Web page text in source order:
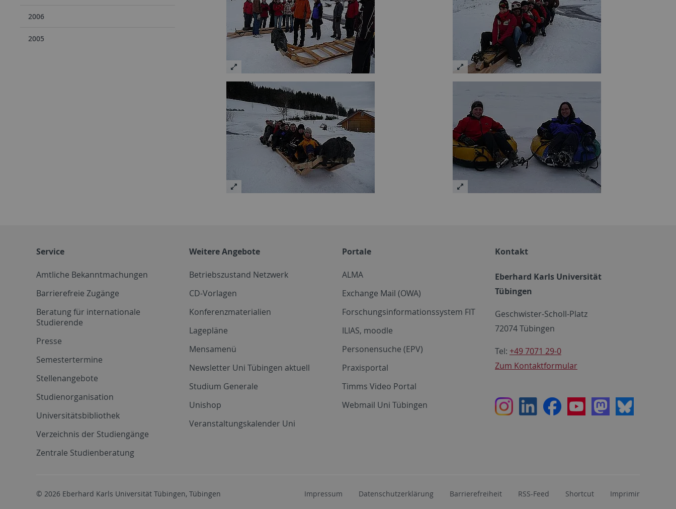
2006
2005
Service
Amtliche Bekanntmachungen
Barrierefreie Zugänge
Beratung für internationale
Studierende
Presse
Semestertermine
Stellenangebote
Studienorganisation
Universitätsbibliothek
Verzeichnis der Studiengänge
Zentrale Studienberatung
Weitere Angebote
Betriebszustand Netzwerk
CD-Vorlagen
Konferenzmaterialien
Lagepläne
Mensamenü
Newsletter Uni Tübingen aktuell
Studium Generale
Unishop
Veranstaltungskalender Uni
Portale
ALMA
Exchange Mail (OWA)
Forschungsinformationssystem FIT
ILIAS, moodle
Personensuche (EPV)
Praxisportal
Timms Video Portal
Webmail Uni Tübingen
Kontakt
Eberhard Karls Universität
Tübingen
Geschwister-Scholl-Platz
72074 Tübingen
Tel: +49 7071 29-0
Zum Kontaktformular
InstagramLinkedInFacebookYoutubeMastodon
Bluesky
© 2026 Eberhard Karls Universität Tübingen, Tübingen Impressum Datenschutzerklärung Barrierefreiheit RSS-Feed Shortcut Imprimir